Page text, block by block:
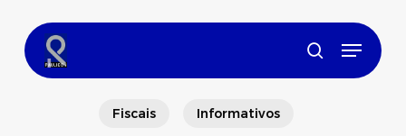
main
content
search
Menu
Fiscais Informativos